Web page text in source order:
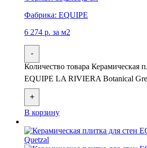
Фабрика: EQUIPE
6 274 р. за м2
-
Количество товара Керамическая
EQUIPE LA RIVIERA Botanical
+
В корзину